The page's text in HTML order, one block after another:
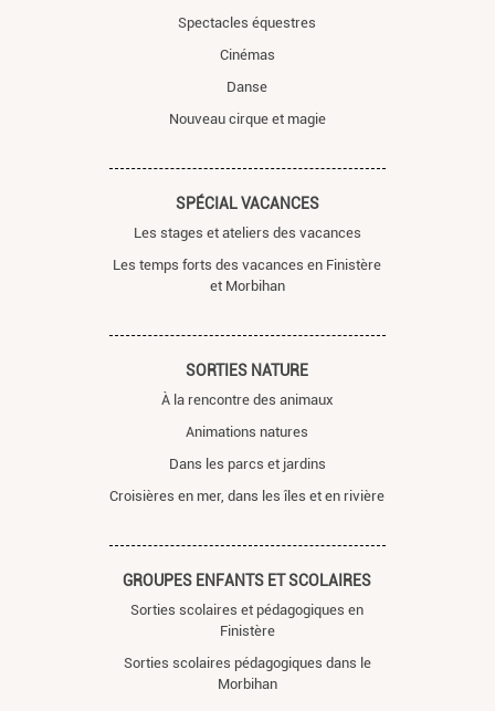
Spectacles équestres
Cinémas
Danse
Nouveau cirque et magie
SPÉCIAL VACANCES
Les stages et ateliers des vacances
Les temps forts des vacances en Finistère
et Morbihan
SORTIES NATURE
À la rencontre des animaux
Animations natures
Dans les parcs et jardins
Croisières en mer, dans les îles et en rivière
GROUPES ENFANTS ET SCOLAIRES
Sorties scolaires et pédagogiques en
Finistère
Sorties scolaires pédagogiques dans le
Morbihan